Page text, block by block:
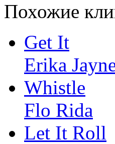
Похожие
Get It
Erika
Whistle
Flo Rida
Let It Roll